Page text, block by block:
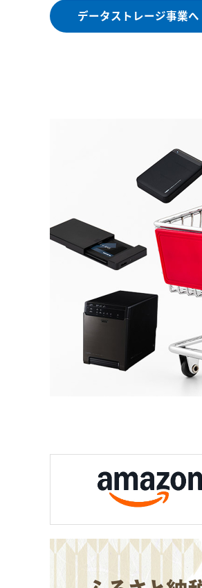
データストレージ事業へ